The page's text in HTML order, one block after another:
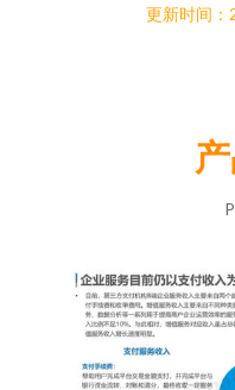
更新时间：